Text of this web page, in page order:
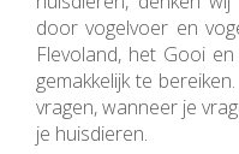
door vogelvoer en
Flevoland, het Gooi
gemakkelijk te
vragen, wanneer je
je huisdieren.